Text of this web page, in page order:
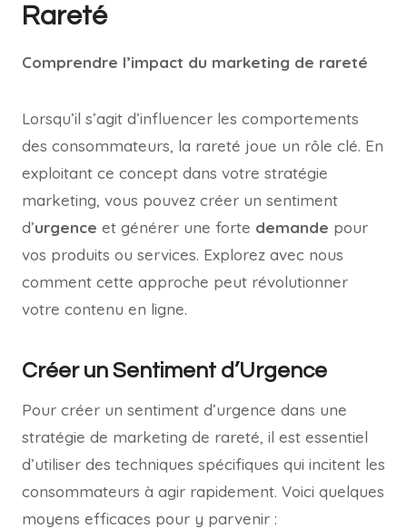
Rareté
Comprendre l’impact du marketing de rareté
Lorsqu’il s’agit d’influencer les comportements
des consommateurs, la rareté joue un rôle clé. En
exploitant ce concept dans votre stratégie
marketing, vous pouvez créer un sentiment
d’urgence et générer une forte demande pour
vos produits ou services. Explorez avec nous
comment cette approche peut révolutionner
votre contenu en ligne.
Créer un Sentiment d’Urgence
Pour créer un sentiment d’urgence dans une
stratégie de marketing de rareté, il est essentiel
d’utiliser des techniques spécifiques qui incitent les
consommateurs à agir rapidement. Voici quelques
moyens efficaces pour y parvenir :